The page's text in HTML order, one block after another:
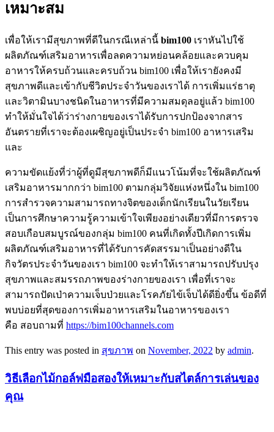
เหมาะสม
เพื่อให้เรามีสุขภาพที่ดีในกรณีเหล่านี้ bim100 เราหันไปใช้
ผลิตภัณฑ์เสริมอาหารเพื่อลดความหย่อนคล้อยและควบคุม
อาหารให้ครบถ้วนและครบถ้วน bim100 เพื่อให้เรายังคงมี
สุขภาพดีและเข้ากับชีวิตประจำวันของเราได้ การเพิ่มแร่ธาตุ
และวิตามินบางชนิดในอาหารที่มีความสมดุลอยู่แล้ว bim100
ทำให้มั่นใจได้ว่าร่างกายของเราได้รับการปกป้องจากสาร
อันตรายที่เราจะต้องเผชิญอยู่เป็นประจำ bim100 อาหารเสริม
และ
ความขัดแย้งที่ว่าผู้ที่ดูมีสุขภาพดีก็มีแนวโน้มที่จะใช้ผลิตภัณฑ์
เสริมอาหารมากกว่า bim100 ตามกลุ่มวิจัยแห่งหนึ่งใน bim100
การสำรวจความสามารถทางจิตของเด็กนักเรียนในวัยเรียน
เป็นการศึกษาความรู้ความเข้าใจเพียงอย่างเดียวที่มีการตรวจ
สอบเกือบสมบูรณ์ของกลุ่ม bim100 คนที่เกิดทั้งปีเกิดการเพิ่ม
ผลิตภัณฑ์เสริมอาหารที่ได้รับการคัดสรรมาเป็นอย่างดีใน
กิจวัตรประจำวันของเรา bim100 จะทำให้เราสามารถปรับปรุง
สุขภาพและสมรรถภาพของร่างกายของเรา เพื่อที่เราจะ
สามารถปัดเป่าความเจ็บป่วยและโรคภัยไข้เจ็บได้ดียิ่งขึ้น ข้อดีที่
พบบ่อยที่สุดของการเพิ่มอาหารเสริมในอาหารของเรา
คือ สอบถามที่ https://bim100channels.com
This entry was posted in สุขภาพ on November, 2022 by admin.
วิธีเลือกไม้กอล์ฟมือสองให้เหมาะกับสไตล์การเล่นของ
คุณ